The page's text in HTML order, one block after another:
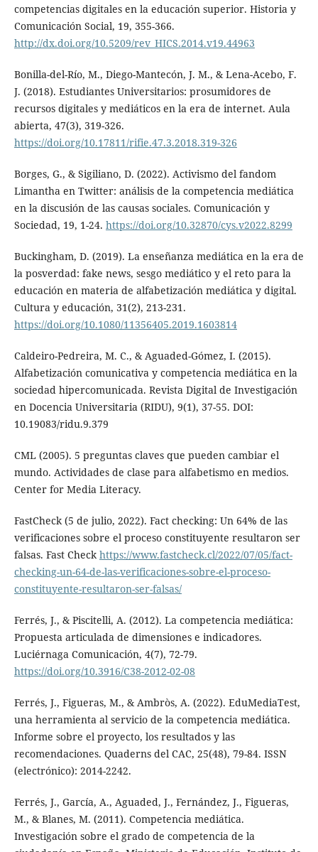
competencias digitales en la educación superior. Historia y
Comunicación Social, 19, 355-366.
http://dx.doi.org/10.5209/rev_HICS.2014.v19.44963
Bonilla-del-Río, M., Diego-Mantecón, J. M., & Lena-Acebo, F.
J. (2018). Estudiantes Universitarios: prosumidores de
recursos digitales y mediáticos en la era de internet. Aula
abierta, 47(3), 319-326.
https://doi.org/10.17811/rifie.47.3.2018.319-326
Borges, G., & Sigiliano, D. (2022). Activismo del fandom
Limantha en Twitter: análisis de la competencia mediática
en la discusión de las causas sociales. Comunicación y
Sociedad, 19, 1-24. https://doi.org/10.32870/cys.v2022.8299
Buckingham, D. (2019). La enseñanza mediática en la era de
la posverdad: fake news, sesgo mediático y el reto para la
educación en materia de alfabetización mediática y digital.
Cultura y educación, 31(2), 213-231.
https://doi.org/10.1080/11356405.2019.1603814
Caldeiro-Pedreira, M. C., & Aguaded-Gómez, I. (2015).
Alfabetización comunicativa y competencia mediática en la
sociedad hipercomunicada. Revista Digital de Investigación
en Docencia Universitaria (RIDU), 9(1), 37-55. DOI:
10.19083/ridu.9.379
CML (2005). 5 preguntas claves que pueden cambiar el
mundo. Actividades de clase para alfabetismo en medios.
Center for Media Literacy.
FastCheck (5 de julio, 2022). Fact checking: Un 64% de las
verificaciones sobre el proceso constituyente resultaron ser
falsas. Fast Checkhttps://www.fastcheck.cl/2022/07/05/fact-
checking-un-64-de-las-verificaciones-sobre-el-proceso-
constituyente-resultaron-ser-falsas/
Ferrés, J., & Piscitelli, A. (2012). La competencia mediática:
Propuesta articulada de dimensiones e indicadores.
Luciérnaga Comunicación, 4(7), 72-79.
https://doi.org/10.3916/C38-2012-02-08
Ferrés, J., Figueras, M., & Ambròs, A. (2022). EduMediaTest,
una herramienta al servicio de la competencia mediática.
Informe sobre el proyecto, los resultados y las
recomendaciones. Quaderns del CAC, 25(48), 79-84. ISSN
(electrónico): 2014-2242.
Ferrés, J., García, A., Aguaded, J., Fernández, J., Figueras,
M., & Blanes, M. (2011). Competencia mediática.
Investigación sobre el grado de competencia de la